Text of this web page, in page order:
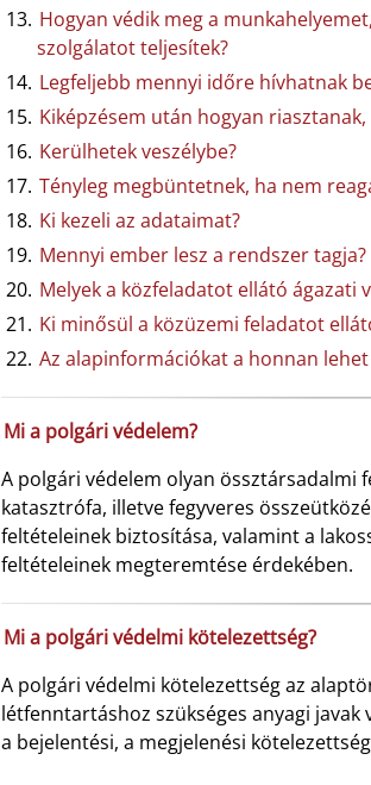
Hogyan védik meg a
szolgálatot teljesítek?
Legfeljebb mennyi időre hívhatnak
Kiképzésem után hogyan
Kerülhetek veszélybe?
Tényleg megbüntetnek, ha nem
Ki kezeli az adataimat?
Mennyi ember lesz a rendszer tagja?
Melyek a közfeladatot ellátó ágazati
Ki minősül a közüzemi feladatot
Az alapinformációkat a honnan
Mi a polgári védelem?
A polgári védelem olyan össztársadalmi
katasztrófa, illetve fegyveres
feltételeinek biztosítása, valamint a
feltételeinek megteremtése érdekében.
Mi a polgári védelmi kötelezettség?
A polgári védelmi kötelezettség az
létfenntartáshoz szükséges anyagi
a bejelentési, a megjelenési